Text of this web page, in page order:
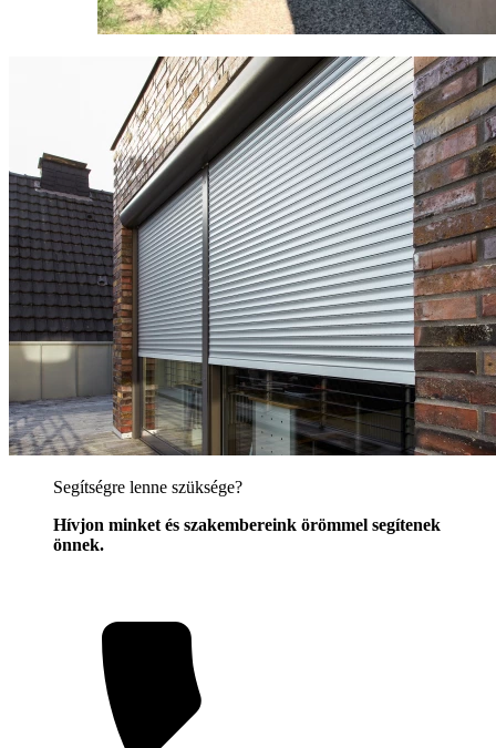
Segítségre lenne szüksége?
Hívjon minket és szakembereink örömmel segítenek
önnek.